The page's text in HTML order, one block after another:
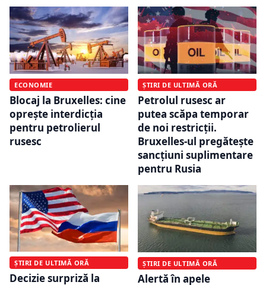
ECONOMIE
Blocaj la Bruxelles: cine
oprește interdicția
pentru petrolierul
rusesc
ȘTIRI DE ULTIMĂ ORĂ
Petrolul rusesc ar
putea scăpa temporar
de noi restricții.
Bruxelles-ul pregătește
sancțiuni suplimentare
pentru Rusia
ȘTIRI DE ULTIMĂ ORĂ
Decizie surpriză la
ȘTIRI DE ULTIMĂ ORĂ
Alertă în apele